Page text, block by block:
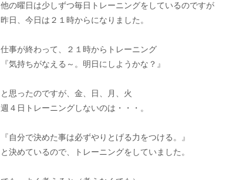
他の曜日は少しずつ毎日トレーニングをしているのですが
昨日、今日は２１時からになりました。
仕事が終わって、２１時からトレーニング
『気持ちがなえる～。明日にしようかな？』
と思ったのですが、金、日、月、火
週４日トレーニングしないのは・・・。
『自分で決めた事は必ずやりとげる力をつける。』
と決めているので、トレーニングをしていました。